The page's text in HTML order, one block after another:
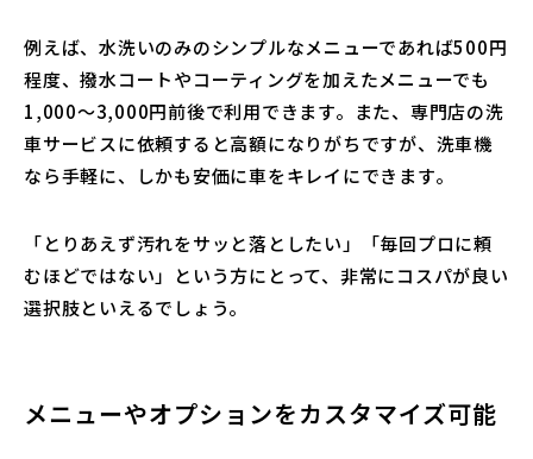
例えば、水洗いのみのシンプルなメニューであれば500円
程度、撥水コートやコーティングを加えたメニューでも
1,000〜3,000円前後で利用できます。また、専門店の洗
車サービスに依頼すると高額になりがちですが、洗車機
なら手軽に、しかも安価に車をキレイにできます。
「とりあえず汚れをサッと落としたい」「毎回プロに頼
むほどではない」という方にとって、非常にコスパが良い
選択肢といえるでしょう。
メニューやオプションをカスタマイズ可能